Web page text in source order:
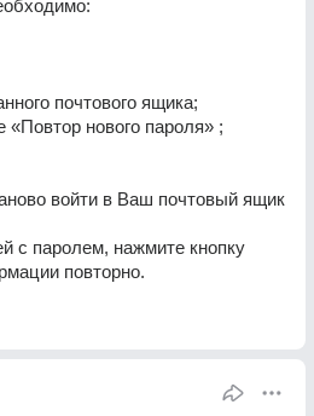
почтового ящика;
нового пароля» ;
войти в Ваш почтовый ящик
с паролем, нажмите кнопку
повторно.